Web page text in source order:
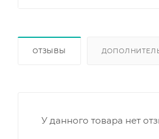
ОТЗЫВЫ
У данного товара нет